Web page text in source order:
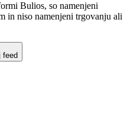
Bulios, so namenjeni
in niso namenjeni trgovanju ali
feed